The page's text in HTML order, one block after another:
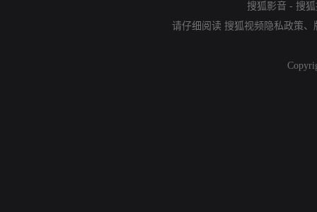
搜狐影音 - 搜
请仔细阅读 搜狐视频隐私政策、